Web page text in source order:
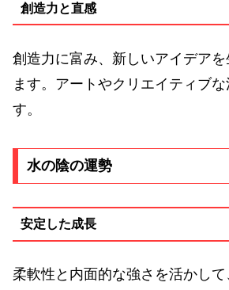
創造力と直感
創造力に富み、新しいアイデアを
ます。アートやクリエイティブ
す。
水の陰の運勢
安定した成長
柔軟性と内面的な強さを活かし